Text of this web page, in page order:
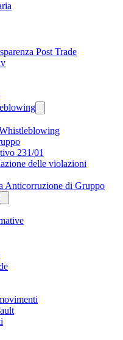
Post Trade
231/01
delle violazioni
Anticorruzione di Gruppo